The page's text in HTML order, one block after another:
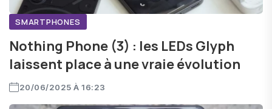
SMARTPHONES
Nothing Phone (3) : les LEDs Glyph
laissent place à une vraie évolution
20/06/2025 À 16:23